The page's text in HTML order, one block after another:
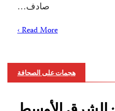
صادف…
Read More ›
هجمات على الصحافة